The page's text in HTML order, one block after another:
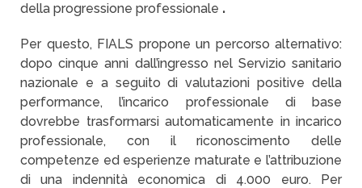
della progressione professionale .
Per questo, FIALS propone un percorso alternativo:
dopo cinque anni dall’ingresso nel Servizio sanitario
nazionale e a seguito di valutazioni positive della
performance, l’incarico professionale di base
dovrebbe trasformarsi automaticamente in incarico
professionale, con il riconoscimento delle
competenze ed esperienze maturate e l’attribuzione
di una indennità economica di 4.000 euro. Per